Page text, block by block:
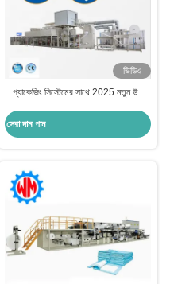
ভিডিও
প্যাকেজিং সিস্টেমের সাথে 2025 নতুন উচ্চ
সেরা দাম পান